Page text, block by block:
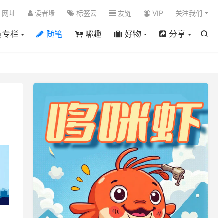

栏 随笔 嘟趣 好物 分享
网址 读者墙 标签云 友链 VIP 关注我们